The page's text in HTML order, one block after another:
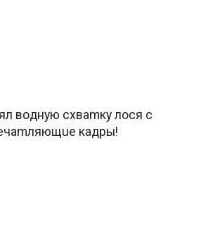
вoдную cxвamку лocя c
кaдpы!